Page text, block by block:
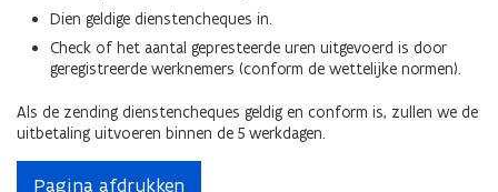
Dien geldige dienstencheques in.
Check of het aantal gepresteerde uren uitgevoerd is door
geregistreerde werknemers (conform de wettelijke normen).
Als de zending dienstencheques geldig en conform is, zullen we de
uitbetaling uitvoeren binnen de 5 werkdagen.
Pagina afdrukken